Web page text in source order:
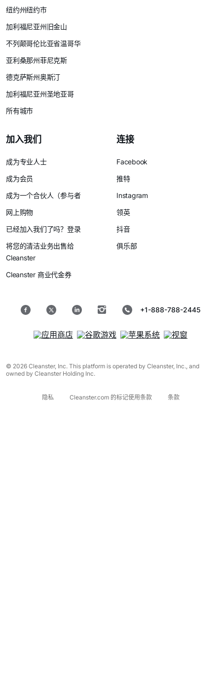
纽约州纽约市
加利福尼亚州旧金山
不列颠哥伦比亚省温哥华
亚利桑那州菲尼克斯
德克萨斯州奥斯汀
加利福尼亚州圣地亚哥
所有城市
加入我们
成为专业人士
成为会员
成为一个合伙人（参与者
网上购物
已经加入我们了吗？登录
将您的清洁业务出售给
Cleanster
Cleanster 商业代金券
连接
Facebook
推特
Instagram
领英
抖音
俱乐部
+1-888-788-2445
© 2026 Cleanster, Inc. This platform is operated by Cleanster, Inc., and
owned by Cleanster Holding Inc.
隐私 Cleanster.com 的标记使用条款 条款